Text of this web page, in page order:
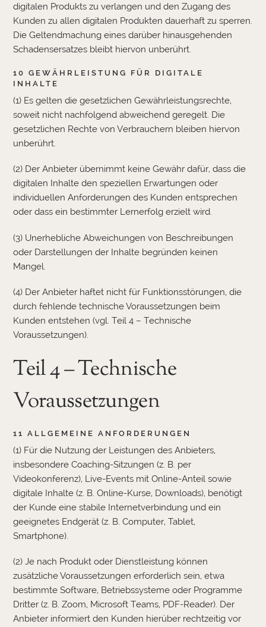
digitalen Produkts zu verlangen und den Zugang des
Kunden zu allen digitalen Produkten dauerhaft zu sperren.
Die Geltendmachung eines darüber hinausgehenden
Schadensersatzes bleibt hiervon unberührt.
10 GEWÄHRLEISTUNG FÜR DIGITALE
INHALTE
(1) Es gelten die gesetzlichen Gewährleistungsrechte,
soweit nicht nachfolgend abweichend geregelt. Die
gesetzlichen Rechte von Verbrauchern bleiben hiervon
unberührt.
(2) Der Anbieter übernimmt keine Gewähr dafür, dass die
digitalen Inhalte den speziellen Erwartungen oder
individuellen Anforderungen des Kunden entsprechen
oder dass ein bestimmter Lernerfolg erzielt wird.
(3) Unerhebliche Abweichungen von Beschreibungen
oder Darstellungen der Inhalte begründen keinen
Mangel.
(4) Der Anbieter haftet nicht für Funktionsstörungen, die
durch fehlende technische Voraussetzungen beim
Kunden entstehen (vgl. Teil 4 – Technische
Voraussetzungen).
Teil 4 – Technische
Voraussetzungen
11 ALLGEMEINE ANFORDERUNGEN
(1) Für die Nutzung der Leistungen des Anbieters,
insbesondere Coaching-Sitzungen (z. B. per
Videokonferenz), Live-Events mit Online-Anteil sowie
digitale Inhalte (z. B. Online-Kurse, Downloads), benötigt
der Kunde eine stabile Internetverbindung und ein
geeignetes Endgerät (z. B. Computer, Tablet,
Smartphone).
(2) Je nach Produkt oder Dienstleistung können
zusätzliche Voraussetzungen erforderlich sein, etwa
bestimmte Software, Betriebssysteme oder Programme
Dritter (z. B. Zoom, Microsoft Teams, PDF-Reader). Der
Anbieter informiert den Kunden hierüber rechtzeitig vor